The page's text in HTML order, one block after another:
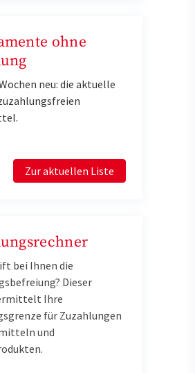
ohne
neu: die aktuelle
Zur aktuellen Liste
bei Ihnen die
Dieser
rmittelt Ihre
für Zuzahlungen
und